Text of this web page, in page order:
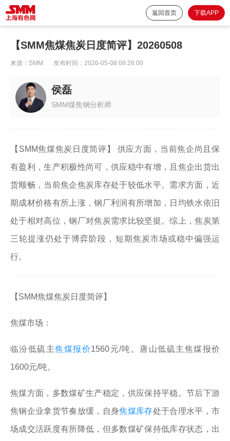
返回首页 下载APP
【SMM焦煤焦炭日度简评】20260508
来源： SMM 发布时间： 2026-05-08 08:26:00
侯磊
SMM煤焦钢分析师
【SMM焦煤焦炭日度简评】 供应方面，当前焦企尚且保
有盈利，生产积极性尚可，供应稳中有增，且焦企出货出
货顺畅，当前焦企焦炭库存处于较低水平。需求方面，近
期成材价格有所上涨，钢厂利润有所增加，日均铁水依旧
处于相对高位，钢厂对焦炭需求比较坚挺。综上，焦炭第
三轮提涨仍处于博弈阶段，短期焦炭市场或稳中偏强运
行。
【SMM焦煤焦炭日度简评】
焦煤市场：
临汾低硫主焦煤报价1560元/吨。唐山低硫主焦煤报价
1600元/吨。
焦煤方面，多数煤矿生产稳定，供应保持平稳。节后下游
焦钢企业拿货节奏放缓，自身焦煤库存处于合理水平，市
场成交活跃度有所降低，但多数煤矿保持低库存状态，出